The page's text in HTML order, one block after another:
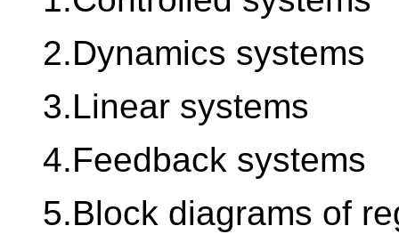
2.Dynamics systems
3.Linear systems
4.Feedback systems
5.Block diagrams of